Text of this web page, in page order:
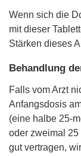
Wenn sich die
mit dieser
Stärken dieses
Behandlung
Falls vom Arzt
Anfangsdosis
(eine halbe 25-
oder zweimal
gut vertragen,